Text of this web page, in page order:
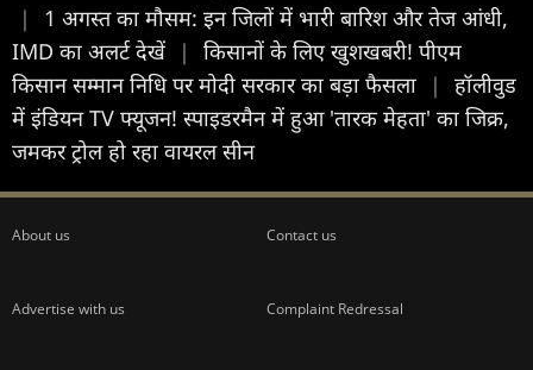
|
1 अगस्त का मौसम: इन जिलों में भारी बारिश और तेज आंधी,
IMD का अलर्ट देखें
|
किसानों के लिए खुशखबरी! पीएम
किसान सम्मान निधि पर मोदी सरकार का बड़ा फैसला
|
हॉलीवुड
में इंडियन TV फ्यूजन! स्पाइडरमैन में हुआ 'तारक मेहता' का जिक्र,
जमकर ट्रोल हो रहा वायरल सीन
About us Contact us
Advertise with us Complaint Redressal